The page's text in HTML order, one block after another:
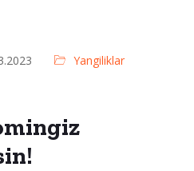
Yangiliklar